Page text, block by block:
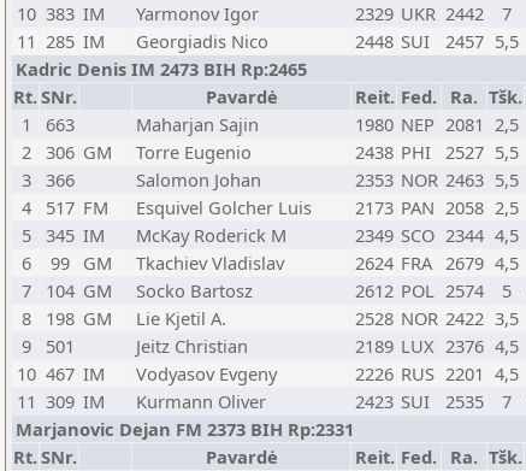
10 383 IM Yarmonov Igor 2329 UKR 2442 7
11 285 IM Georgiadis Nico 2448 SUI 2457 5,5
Kadric Denis IM 2473 BIH Rp:2465
Rt.SNr. Pavardė Reit. Fed. Ra. Tšk.
1
663 Maharjan Sajin 1980 NEP 2081 2,5
2
306 GM Torre Eugenio 2438 PHI 2527 5,5
3
366 Salomon Johan 2353 NOR 2463 5,5
4
517 FM Esquivel Golcher Luis 2173 PAN 2058 2,5
5
345 IM McKay Roderick M 2349 SCO 2344 4,5
6
99 GM Tkachiev Vladislav 2624 FRA 2679 4,5
7
104 GM Socko Bartosz 2612 POL 2574 5
8
198 GM Lie Kjetil A. 2528 NOR 2422 3,5
9
501 Jeitz Christian 2189 LUX 2376 4,5
10 467 IM Vodyasov Evgeny 2226 RUS 2201 4,5
11 309 IM Kurmann Oliver 2423 SUI 2535 7
Marjanovic Dejan FM 2373 BIH Rp:2331
Rt.SNr. Pavardė Reit. Fed. Ra. Tšk.